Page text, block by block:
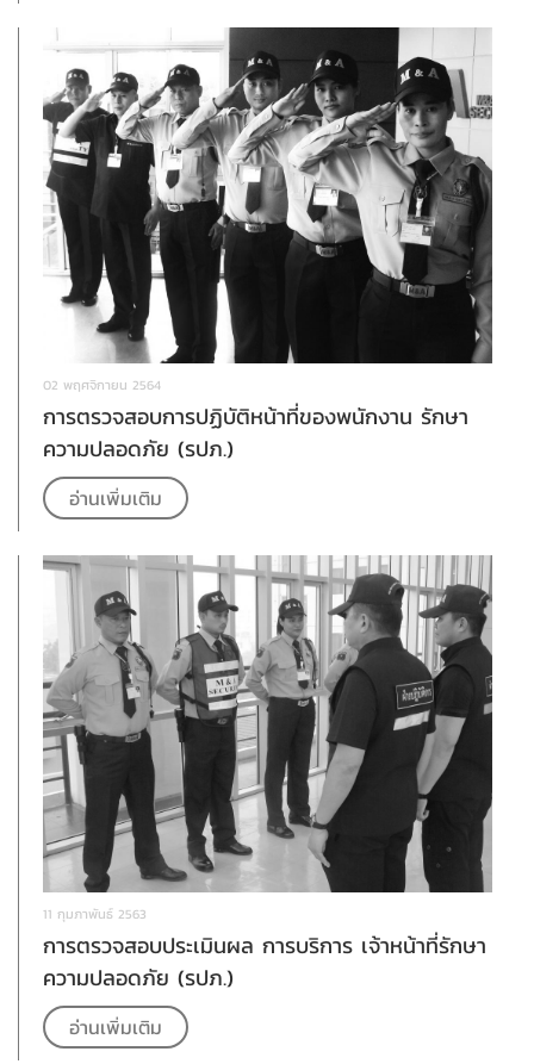
02 พฤศจิกายน 2564
การตรวจสอบการปฏิบัติหน้าที่ของพนักงาน รักษา
ความปลอดภัย (รปภ.)
อ่านเพิ่มเติม
11 กุมภาพันธ์ 2563
การตรวจสอบประเมินผล การบริการ เจ้าหน้าที่รักษา
ความปลอดภัย (รปภ.)
อ่านเพิ่มเติม